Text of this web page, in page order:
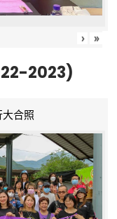
› »
2023)
合照